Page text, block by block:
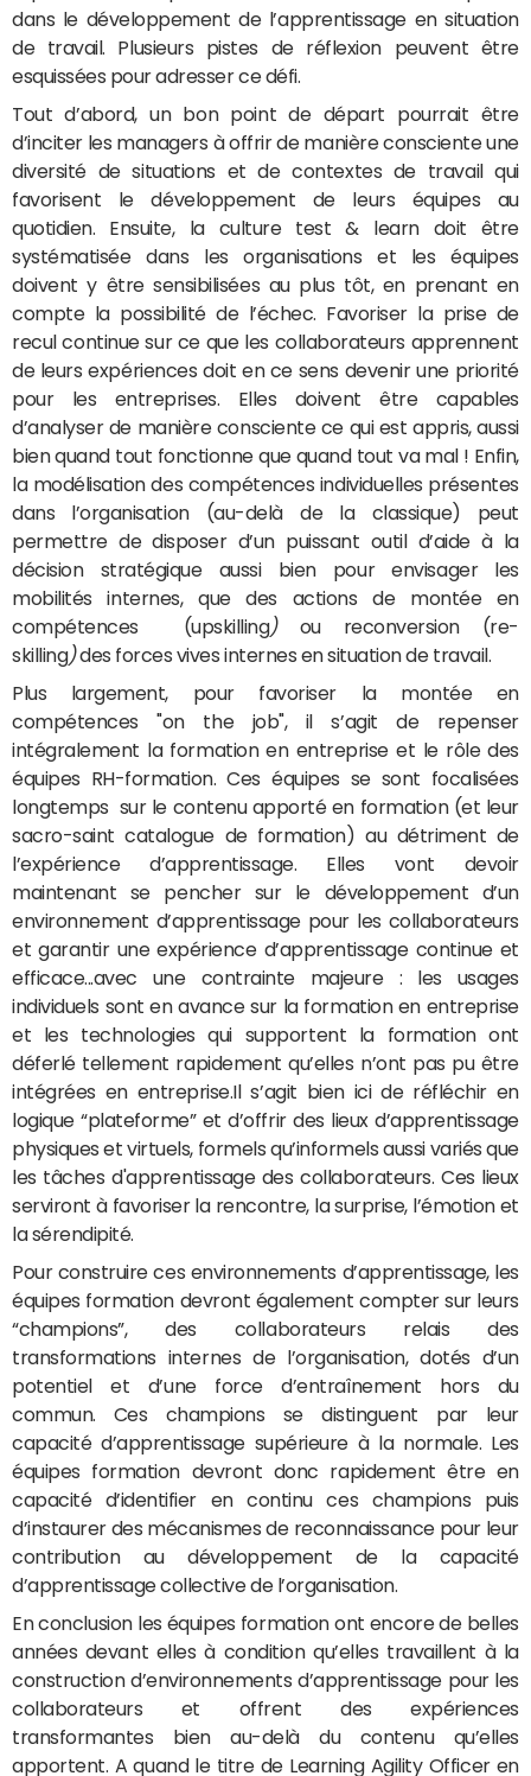
dans le développement de l’apprentissage en situation
de travail. Plusieurs pistes de réflexion peuvent être
esquissées pour adresser ce défi.
Tout d’abord, un bon point de départ pourrait être
d’inciter les managers à offrir de manière consciente une
diversité de situations et de contextes de travail qui
favorisent le développement de leurs équipes au
quotidien. Ensuite, la culture test & learn doit être
systématisée dans les organisations et les équipes
doivent y être sensibilisées au plus tôt, en prenant en
compte la possibilité de l’échec. Favoriser la prise de
recul continue sur ce que les collaborateurs apprennent
de leurs expériences doit en ce sens devenir une priorité
pour les entreprises. Elles doivent être capables
d’analyser de manière consciente ce qui est appris, aussi
bien quand tout fonctionne que quand tout va mal ! Enfin,
la modélisation des compétences individuelles présentes
dans l’organisation (au-delà de la classique) peut
permettre de disposer d’un puissant outil d’aide à la
décision stratégique aussi bien pour envisager les
mobilités internes, que des actions de montée en
compétences (upskilling)ou reconversion (re-
skilling)des forces vives internes en situation de travail.
Plus largement, pour favoriser la montée en
compétences "on the job", il s’agit de repenser
intégralement la formation en entreprise et le rôle des
équipes RH-formation. Ces équipes se sont focalisées
longtemps sur le contenu apporté en formation (et leur
sacro-saint catalogue de formation) au détriment de
l’expérience d’apprentissage. Elles vont devoir
maintenant se pencher sur le développement d’un
environnement d’apprentissage pour les collaborateurs
et garantir une expérience d’apprentissage continue et
efficace...avec une contrainte majeure : les usages
individuels sont en avance sur la formation en entreprise
et les technologies qui supportent la formation ont
déferlé tellement rapidement qu’elles n’ont pas pu être
intégrées en entreprise.Il s’agit bien ici de réfléchir en
logique “plateforme” et d’offrir des lieux d’apprentissage
physiques et virtuels, formels qu’informels aussi variés que
les tâches d'apprentissage des collaborateurs. Ces lieux
serviront à favoriser la rencontre, la surprise, l’émotion et
la sérendipité.
Pour construire ces environnements d’apprentissage, les
équipes formation devront également compter sur leurs
“champions”, des collaborateurs relais des
transformations internes de l’organisation, dotés d’un
potentiel et d’une force d’entraînement hors du
commun. Ces champions se distinguent par leur
capacité d’apprentissage supérieure à la normale. Les
équipes formation devront donc rapidement être en
capacité d’identifier en continu ces champions puis
d’instaurer des mécanismes de reconnaissance pour leur
contribution au développement de la capacité
d’apprentissage collective de l’organisation.
En conclusion les équipes formation ont encore de belles
années devant elles à condition qu’elles travaillent à la
construction d’environnements d’apprentissage pour les
collaborateurs et offrent des expériences
transformantes bien au-delà du contenu qu’elles
apportent. A quand le titre de Learning Agility Officer en